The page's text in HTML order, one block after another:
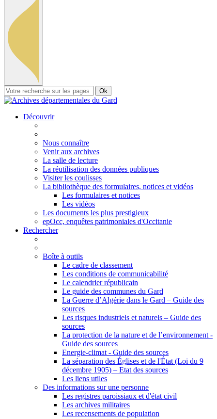
Ok
Découvrir
Nous connaître
Venir aux archives
La salle de lecture
La réutilisation des données publiques
Visiter les coulisses
La bibliothèque des formulaires, notices et vidéos
Les formulaires et notices
Les vidéos
Les documents les plus prestigieux
epOcc, enquêtes patrimoniales d'Occitanie
Rechercher
Boîte à outils
Le cadre de classement
Les conditions de communicabilité
Le calendrier républicain
Le guide des communes du Gard
La Guerre d’Algérie dans le Gard – Guide des
sources
Les risques industriels et naturels – Guide des
sources
La protection de la nature et de l’environnement -
Guide des sources
Energie-climat - Guide des sources
La séparation des Églises et de l'État (Loi du 9
décembre 1905) – Etat des sources
Les liens utiles
Des informations sur une personne
Les registres paroissiaux et d'état civil
Les archives militaires
Les recensements de population